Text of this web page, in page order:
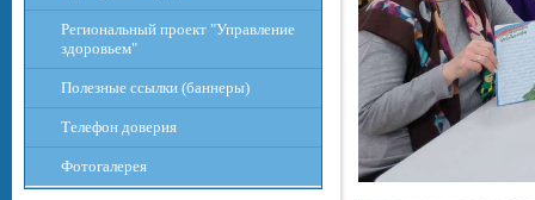
Региональный проект "Управление
здоровьем"
Полезные ссылки (баннеры)
Телефон доверия
Фотогалерея